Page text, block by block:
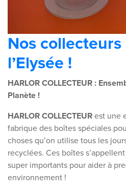
Nos
l’Elysée !
HARLOR COLLECTEUR :
Planète !
HARLOR COLLECTEUR est une
fabrique des boîtes spéciales
choses qu’on utilise tous les
recyclées. Ces boîtes
super importants pour aider à
environnement !